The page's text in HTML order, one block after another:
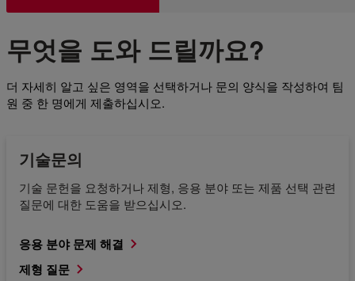
무엇을 도와 드릴까요?
더 자세히 알고 싶은 영역을 선택하거나 문의 양식을 작성하여 팀
원 중 한 명에게 제출하십시오.
기술문의
기술 문헌을 요청하거나 제형, 응용 분야 또는 제품 선택 관련
질문에 대한 도움을 받으십시오.
응용 분야 문제 해결
제형 질문